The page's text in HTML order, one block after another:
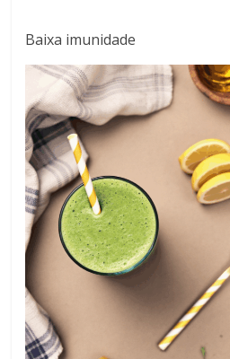
Baixa imunidade